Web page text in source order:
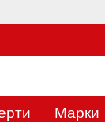
Mарки